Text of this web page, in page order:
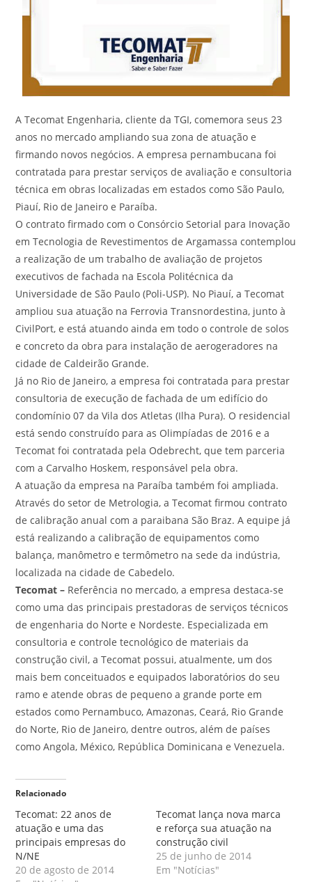
A Tecomat Engenharia, cliente da TGI, comemora seus 23
anos no mercado ampliando sua zona de atuação e
firmando novos negócios. A empresa pernambucana foi
contratada para prestar serviços de avaliação e consultoria
técnica em obras localizadas em estados como São Paulo,
Piauí, Rio de Janeiro e Paraíba.
O contrato firmado com o Consórcio Setorial para Inovação
em Tecnologia de Revestimentos de Argamassa contemplou
a realização de um trabalho de avaliação de projetos
executivos de fachada na Escola Politécnica da
Universidade de São Paulo (Poli-USP). No Piauí, a Tecomat
ampliou sua atuação na Ferrovia Transnordestina, junto à
CivilPort, e está atuando ainda em todo o controle de solos
e concreto da obra para instalação de aerogeradores na
cidade de Caldeirão Grande.
Já no Rio de Janeiro, a empresa foi contratada para prestar
consultoria de execução de fachada de um edifício do
condomínio 07 da Vila dos Atletas (Ilha Pura). O residencial
está sendo construído para as Olimpíadas de 2016 e a
Tecomat foi contratada pela Odebrecht, que tem parceria
com a Carvalho Hoskem, responsável pela obra.
A atuação da empresa na Paraíba também foi ampliada.
Através do setor de Metrologia, a Tecomat firmou contrato
de calibração anual com a paraibana São Braz. A equipe já
está realizando a calibração de equipamentos como
balança, manômetro e termômetro na sede da indústria,
localizada na cidade de Cabedelo.
Tecomat – Referência no mercado, a empresa destaca-se
como uma das principais prestadoras de serviços técnicos
de engenharia do Norte e Nordeste. Especializada em
consultoria e controle tecnológico de materiais da
construção civil, a Tecomat possui, atualmente, um dos
mais bem conceituados e equipados laboratórios do seu
ramo e atende obras de pequeno a grande porte em
estados como Pernambuco, Amazonas, Ceará, Rio Grande
do Norte, Rio de Janeiro, dentre outros, além de países
como Angola, México, República Dominicana e Venezuela.
Relacionado
Tecomat: 22 anos de
atuação e uma das
principais empresas do
N/NE
20 de agosto de 2014
Tecomat lança nova marca
e reforça sua atuação na
construção civil
25 de junho de 2014
Em "Notícias"